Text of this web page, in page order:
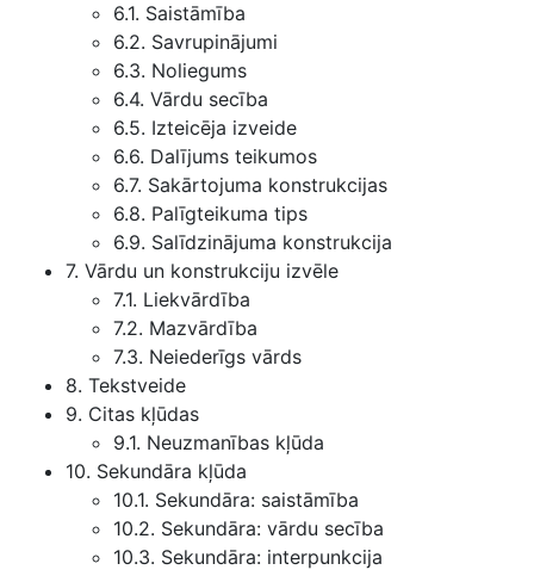
6.1. Saistāmība
6.2. Savrupinājumi
6.3. Noliegums
6.4. Vārdu secība
6.5. Izteicēja izveide
6.6. Dalījums teikumos
6.7. Sakārtojuma konstrukcijas
6.8. Palīgteikuma tips
6.9. Salīdzinājuma konstrukcija
7. Vārdu un konstrukciju izvēle
7.1. Liekvārdība
7.2. Mazvārdība
7.3. Neiederīgs vārds
8. Tekstveide
9. Citas kļūdas
9.1. Neuzmanības kļūda
10. Sekundāra kļūda
10.1. Sekundāra: saistāmība
10.2. Sekundāra: vārdu secība
10.3. Sekundāra: interpunkcija